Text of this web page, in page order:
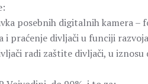
posebnih digitalnih kamera –
i praćenje divljači u funciji
radi zaštite divljači, u iznosu